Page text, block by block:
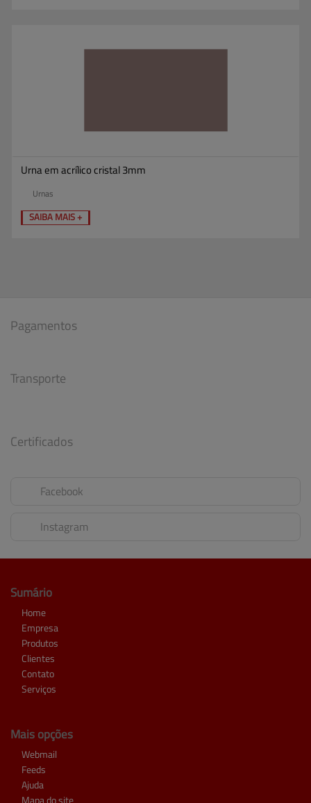
Urna em acrílico cristal 3mm
Urnas
SAIBA MAIS +
Pagamentos
Transporte
Certificados
Facebook
Instagram
Sumário
Home
Empresa
Produtos
Clientes
Contato
Serviços
Mais opções
Webmail
Feeds
Ajuda
Mapa do site